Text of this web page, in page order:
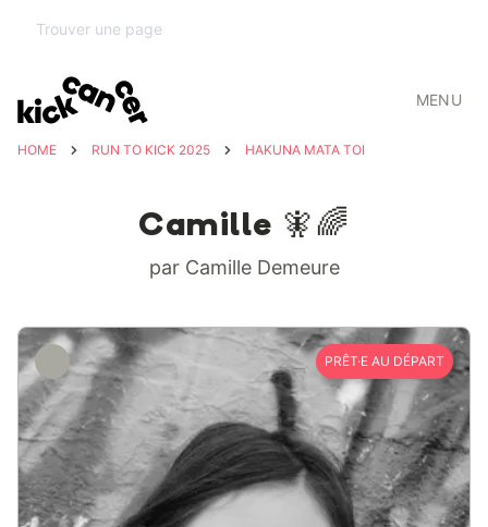
MENU
HOME RUN TO KICK 2025 HAKUNA MATA TOI
Camille 🧚🌈
par Camille Demeure
PRÊT·E AU DÉPART